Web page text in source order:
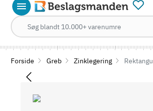
Forside Greb Zinklegering